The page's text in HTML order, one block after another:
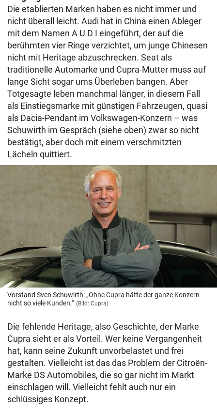
Die etablierten Marken haben es nicht immer und
nicht überall leicht. Audi hat in China einen Ableger
mit dem Namen A U D I eingeführt, der auf die
berühmten vier Ringe verzichtet, um junge Chinesen
nicht mit Heritage abzuschrecken. Seat als
traditionelle Automarke und Cupra-Mutter muss auf
lange Sicht sogar ums Überleben bangen. Aber
Totgesagte leben manchmal länger, in diesem Fall
als Einstiegsmarke mit günstigen Fahrzeugen, quasi
als Dacia-Pendant im Volkswagen-Konzern – was
Schuwirth im Gespräch (siehe oben) zwar so nicht
bestätigt, aber doch mit einem verschmitzten
Lächeln quittiert.
Vorstand Sven Schuwirth: „Ohne Cupra hätte der ganze Konzern
nicht so viele Kunden.“ (Bild: Cupra)
Die fehlende Heritage, also Geschichte, der Marke
Cupra sieht er als Vorteil. Wer keine Vergangenheit
hat, kann seine Zukunft unvorbelastet und frei
gestalten. Vielleicht ist das das Problem der Citroën-
Marke DS Automobiles, die so gar nicht im Markt
einschlagen will. Vielleicht fehlt auch nur ein
schlüssiges Konzept.